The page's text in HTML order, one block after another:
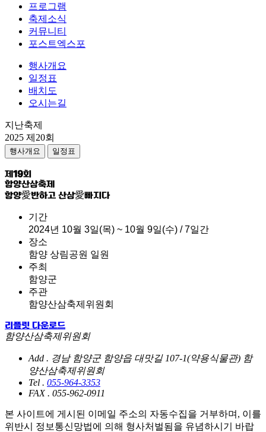
프로그램
축제소식
커뮤니티
포스트엑스포
행사개요
일정표
배치도
오시는길
지난축제
2025 제20회
행사개요 일정표
제 19회
함양산삼축제
함양愛반하고 산삼愛빠지다
기간
2024년 10월 3일(목) ~ 10월 9일(수) / 7일간
장소
함양 상림공원 일원
주최
함양군
주관
함양산삼축제위원회
리플릿 다운로드
함양산삼축제위원회
Add . 경남 함양군 함양읍 대맛길 107-1(약용식물관) 함
양산삼축제위원회
Tel . 055-964-3353
FAX . 055-962-0911
본 사이트에 게시된 이메일 주소의 자동수집을 거부하며, 이를
위반시 정보통신망법에 의해 형사처벌됨을 유념하시기 바랍